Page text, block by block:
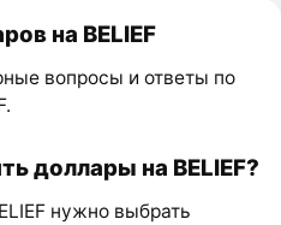
на BELIEF
вопросы и ответы по
доллары на BELIEF?
нужно выбрать